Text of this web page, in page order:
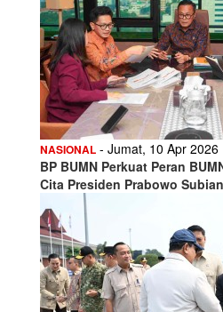
NASIONAL - Jumat, 10 Apr 2026
BP BUMN Perkuat Peran
Cita Presiden Prabowo